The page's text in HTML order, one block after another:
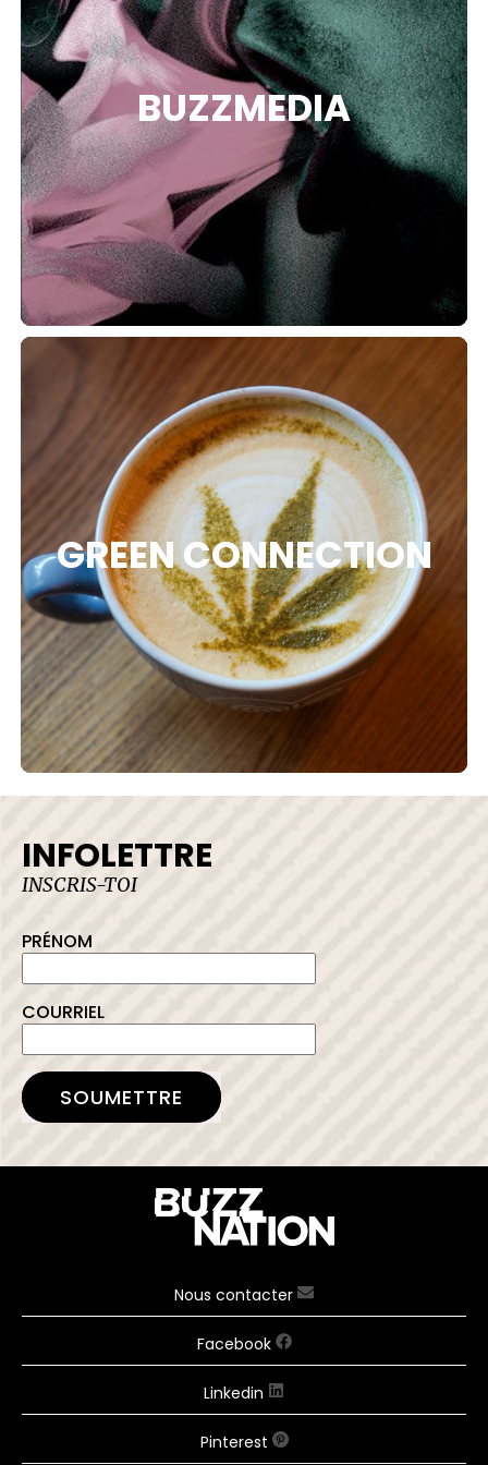
PROTECTION
AVEC NOUS
BUZZMEDIA
GREEN CONNECTION
INFOLETTRE
INSCRIS-TOI
PRÉNOM
COURRIEL
SOUMETTRE
Nous contacter
Facebook
Linkedin
Pinterest